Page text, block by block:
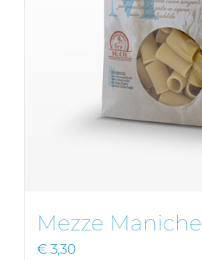
Mezze Maniche
€ 3,30